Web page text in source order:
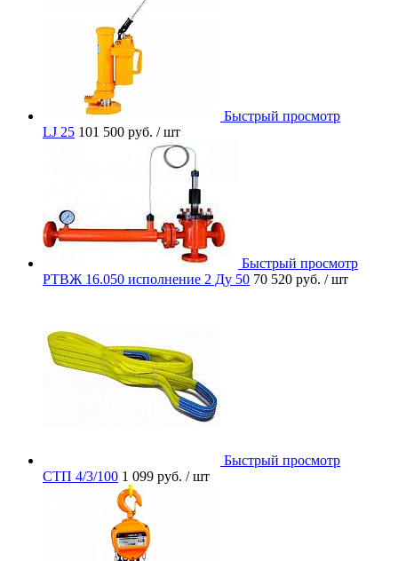
Быстрый просмотр
LJ 25 101 500 руб. / шт
Быстрый просмотр
РТВЖ 16.050 исполнение 2 Ду 50 70 520 руб. / шт
Быстрый просмотр
СТП 4/3/100 1 099 руб. / шт